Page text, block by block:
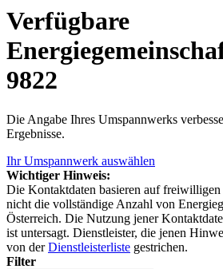
Verfügbare
9822
Die Angabe Ihres Umspannwerks
Ergebnisse.
Ihr Umspannwerk auswählen
Wichtiger Hinweis:
Die Kontaktdaten basieren auf freiwilligen
nicht die vollständige Anzahl von
Österreich. Die Nutzung jener
ist untersagt. Dienstleister, die jenen
von derDienstleisterliste gestrichen.
Filter